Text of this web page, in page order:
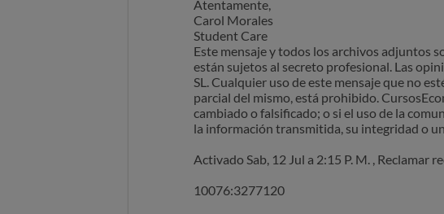
Atentamente,
Carol Morales
Student Care
Este mensaje y todos los archivos adjuntos
están sujetos al secreto profesional. Las
SL. Cualquier uso de este mensaje que no
parcial del mismo, está prohibido.
cambiado o falsificado; o si el uso de la
la información transmitida, su integridad o
Activado Sab, 12 Jul a 2:15 P. M. , Reclamar
10076:3277120